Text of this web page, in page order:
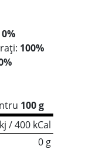
0%
100%
100 g
/ 400 kCal
0 g